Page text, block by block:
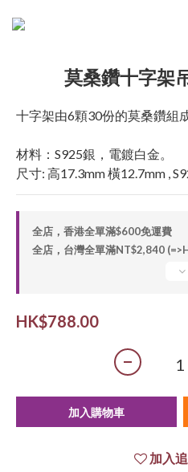
莫桑鑽十字架
十字架由6顆30份的莫桑鑽組
材料：S925銀，電鍍白金。
尺寸: 高17.3mm 橫12.7mm ,
全店，香港全單滿$600免運費
全店，台灣全單滿NT$2,840
HK$788.00
加入購物車
加入